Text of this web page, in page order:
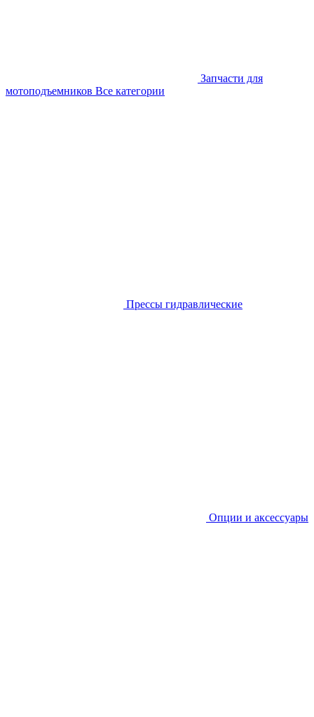
Запчасти для
мотоподъемников Все категории
Прессы гидравлические
Опции и аксессуары